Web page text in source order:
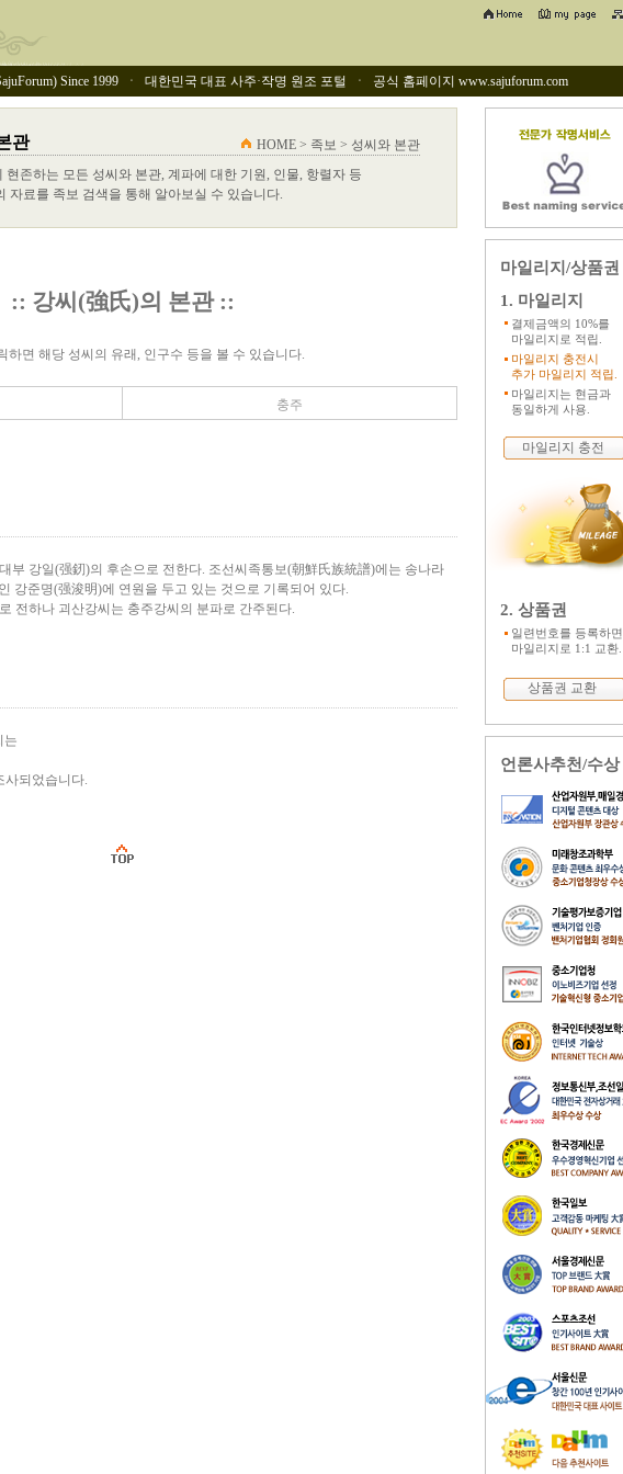
Since 1999 ㆍ 대한민국 대표 사주·작명 원조 포털 ㆍ 공식 홈페이지 www.sajuforum.com
관
HOME > 족보 > 성씨와 본관
현존하는 모든 성씨와 본관, 계파에 대한 기원, 인물, 항렬자 등
자료를 족보 검색을 통해 알아보실 수 있습니다.
:: 강씨(強氏)의 본관 ::
하면 해당 성씨의 유래, 인구수 등을 볼 수 있습니다.
충주
부 강일(强釰)의 후손으로 전한다. 조선씨족통보(朝鮮氏族統譜)에는 송나라
강준명(强浚明)에 연원을 두고 있는 것으로 기록되어 있다.
전하나 괴산강씨는 충주강씨의 분파로 간주된다.
는
사되었습니다.
마일리지/상품권
1. 마일리지
결제금액의 10%를
마일리지로 적립.
마일리지 충전시
추가 마일리지 적립.
마일리지는 현금과
동일하게 사용.
마일리지 충전
2. 상품권
일련번호를 등록하면
마일리지로 1:1 교환.
상품권 교환
언론사추천/수상